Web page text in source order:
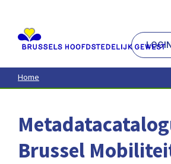
contenu
principal
Home
Brussel